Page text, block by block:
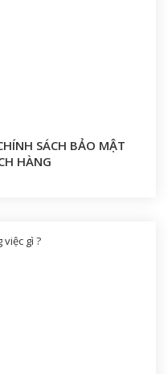
SÁCH BẢO MẬT
HÀNG